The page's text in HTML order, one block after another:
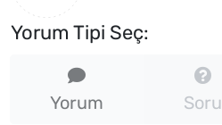
Yorum Tipi Seç:
Yorum Soru